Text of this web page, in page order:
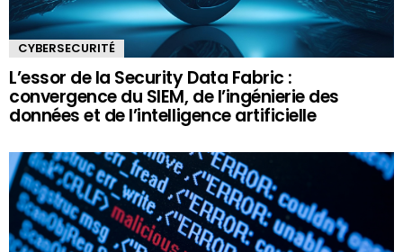
CYBERSECURITÉ
L’essor de la Security Data Fabric :
convergence du SIEM, de l’ingénierie des
données et de l’intelligence artificielle